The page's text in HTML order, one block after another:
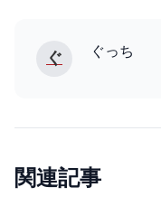
ぐ ぐっち
関連記事